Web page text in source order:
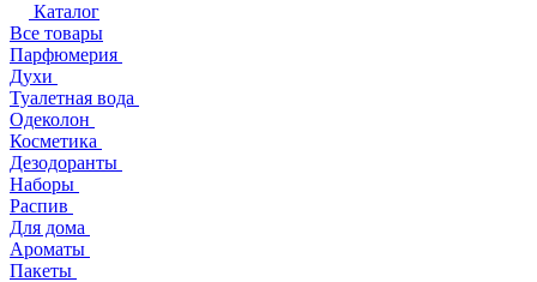
Каталог
Все товары
Парфюмерия
Духи
Туалетная вода
Одеколон
Косметика
Дезодоранты
Наборы
Распив
Для дома
Ароматы
Пакеты